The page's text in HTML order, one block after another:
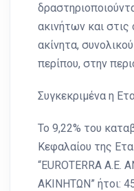
ακινήτων και στις
ακίνητα,
περίπου, στην
Συγκεκριμένα η
Το 9,22% του
Κεφαλαίου της
“EUROTERRA
ΑΚΙΝΗΤΩΝ” ήτοι: